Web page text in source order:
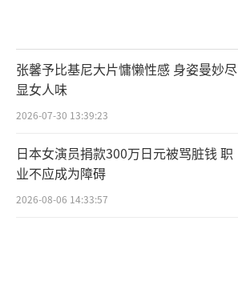
张馨予比基尼大片慵懒性感 身姿曼妙尽
显女人味
2026-07-30 13:39:23
日本女演员捐款300万日元被骂脏钱 职
业不应成为障碍
2026-08-06 14:33:57